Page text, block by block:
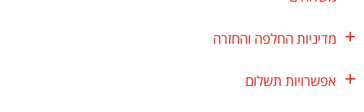
מדיניות החלפה והחזרה
אפשרויות תשלום